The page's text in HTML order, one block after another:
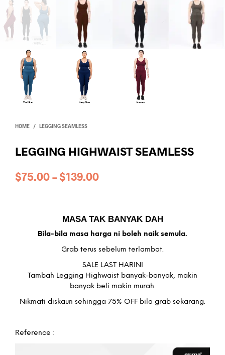
HOME / LEGGING SEAMLESS
LEGGING HIGHWAIST SEAMLESS
$75.00–$139.00
MASA TAK BANYAK DAH
Bila-bila masa harga ni boleh naik semula.
Grab terus sebelum terlambat.
SALE LAST HARINI
Tambah Legging Highwaist banyak-banyak, makin
banyak beli makin murah.
Nikmati diskaun sehingga 75% OFF bila grab sekarang.
Reference :